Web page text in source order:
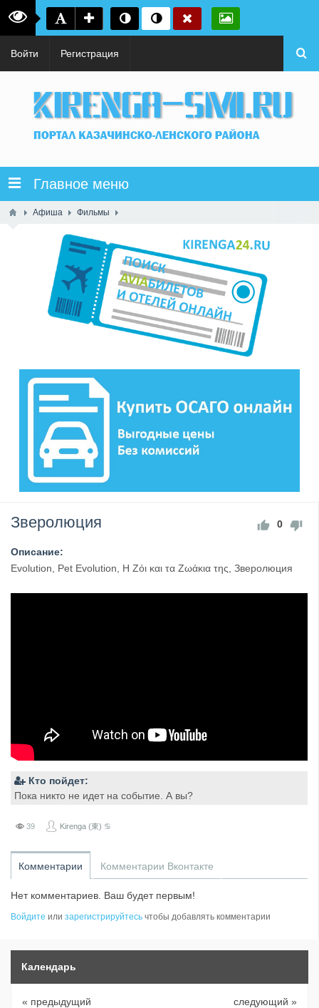
Войти Регистрация
Главное меню
Афиша Фильмы
0
Зверолюция
Описание:
Evolution, Pet Evolution, Η Ζόι και τα Ζωάκια της, Зверолюция
Кто пойдет:
Пока никто не идет на событие. А вы?
39 Kirenga (東) ♋
Комментарии Комментарии Вконтакте
Нет комментариев. Ваш будет первым!
Войдите или зарегистрируйтесь чтобы добавлять комментарии
Календарь
« предыдущий следующий »